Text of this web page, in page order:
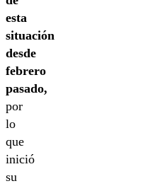
esta
situación
desde
febrero
pasado,
por
lo
que
inició
su